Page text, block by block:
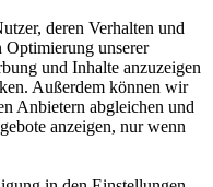
deren Verhalten und
Optimierung unserer
und Inhalte anzuzeigen
Außerdem können wir
Anbietern abgleichen und
anzeigen, nur wenn